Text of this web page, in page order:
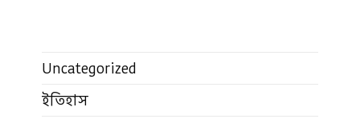
Uncategorized
ইতিহাস